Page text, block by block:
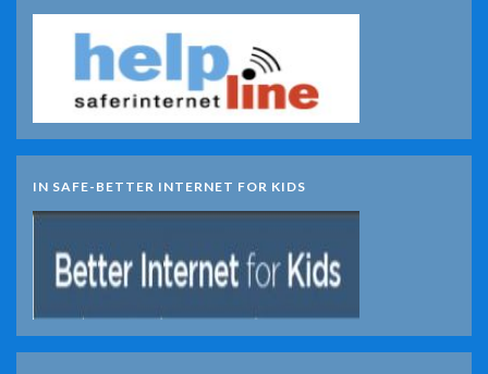
IN SAFE-BETTER INTERNET FOR KIDS